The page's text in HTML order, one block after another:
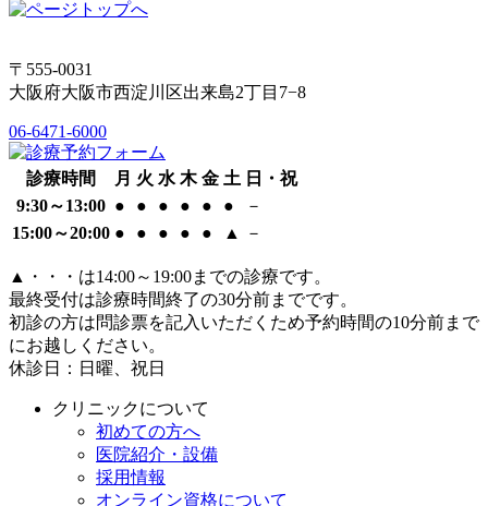
〒555-0031
大阪府大阪市西淀川区出来島2丁目7−8
06-6471-6000
診療時間 月 火 水 木 金 土 日・祝
9:30～13:00 ● ● ● ● ● ●
－
15:00～20:00 ● ● ● ● ● ▲ －
▲
・・・は14:00～19:00までの診療です。
最終受付は診療時間終了の30分前までです。
初診の方は問診票を記入いただくため予約時間の10分前まで
にお越しください。
休診日：日曜、祝日
クリニックについて
初めての方へ
医院紹介・設備
採用情報
オンライン資格について